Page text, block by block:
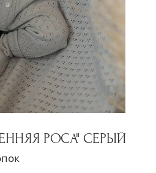
РОСА" СЕРЫЙ